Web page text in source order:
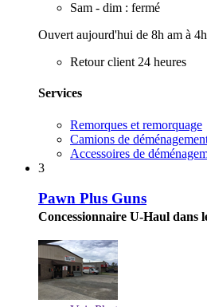
Sam - dim : fermé
Ouvert aujourd'hui de 8h am à
Retour client 24 heures
Services
Remorques et remorquage
Camions de
Accessoires de
3
Pawn Plus Guns
Concessionnaire U-Haul dans